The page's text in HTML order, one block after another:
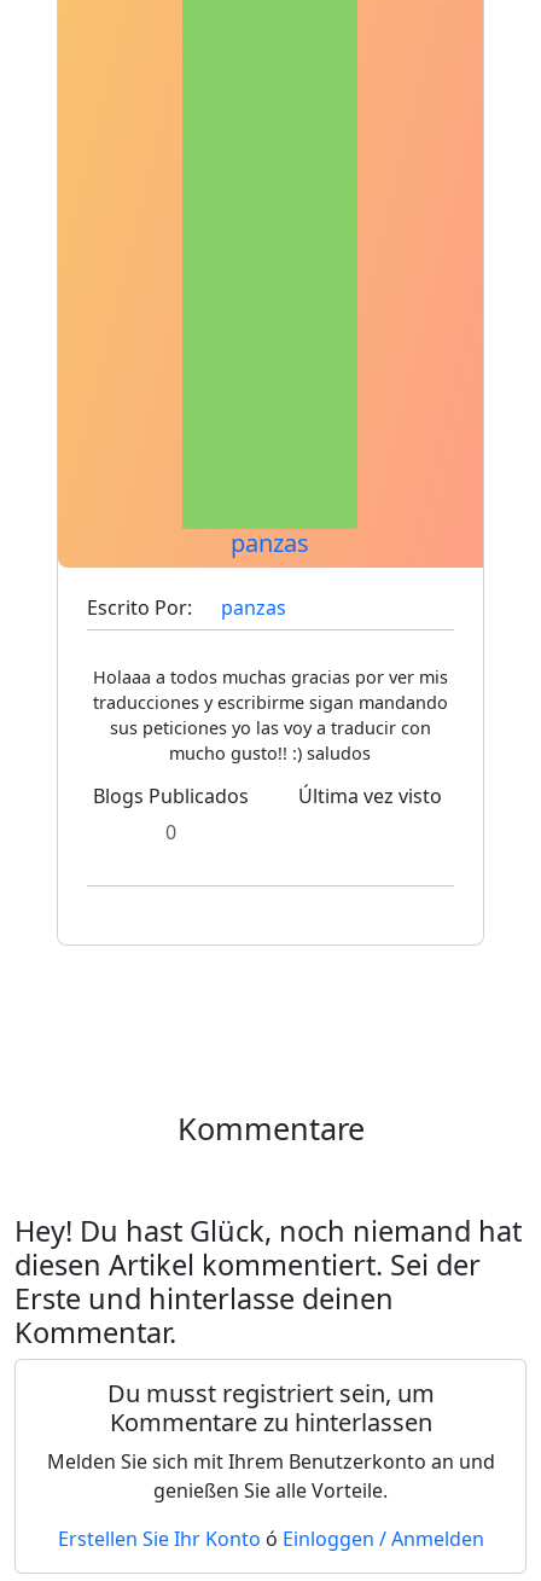
panzas
Escrito Por: panzas
Holaaa a todos muchas gracias por ver mis
traducciones y escribirme sigan mandando
sus peticiones yo las voy a traducir con
mucho gusto!! :) saludos
Blogs Publicados
0
Última vez visto
Kommentare
Hey! Du hast Glück, noch niemand hat
diesen Artikel kommentiert. Sei der
Erste und hinterlasse deinen
Kommentar.
Du musst registriert sein, um
Kommentare zu hinterlassen
Melden Sie sich mit Ihrem Benutzerkonto an und
genießen Sie alle Vorteile.
Erstellen Sie Ihr Konto ó Einloggen / Anmelden